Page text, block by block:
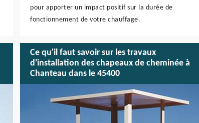
pour apporter un impact positif sur la durée de
fonctionnement de votre chauffage.
Ce qu'il faut savoir sur les travaux
d'installation des chapeaux de cheminée à
Chanteau dans le 45400